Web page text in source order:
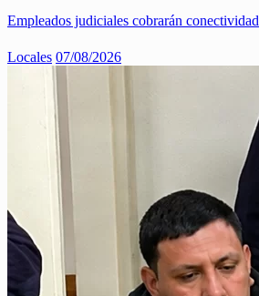
Empleados judiciales cobrarán conectividad
Locales 07/08/2026